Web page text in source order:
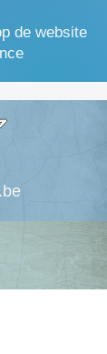
de website